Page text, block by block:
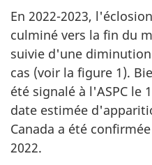
En 2022-2023,
culminé vers la fin du
suivie d'une
cas (voir la figure 1).
été signalé à l'ASPC le
date estimée
Canada a été
2022.